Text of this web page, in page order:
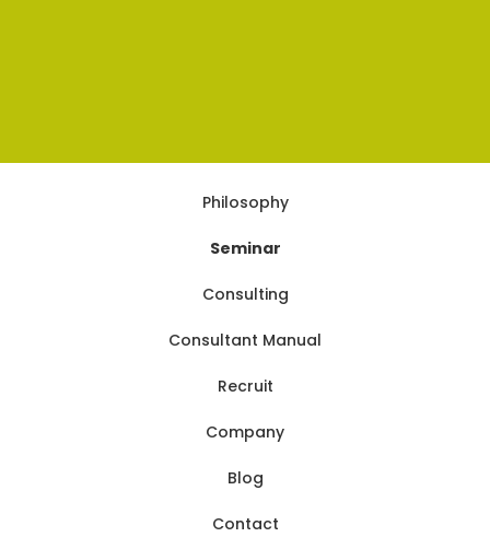
Philosophy
Seminar
Consulting
Consultant Manual
Recruit
Company
Blog
Contact